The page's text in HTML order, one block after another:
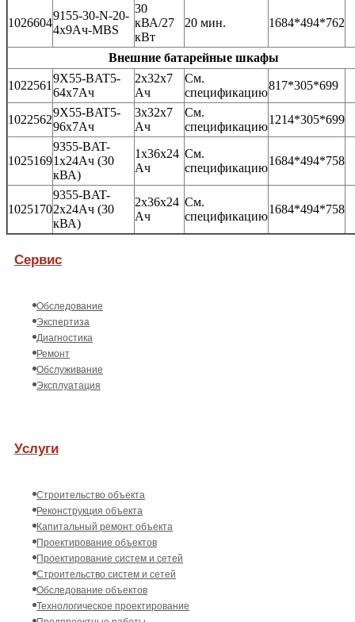
1026604
9155-30-N-20-
4x9Ач-MBS
30
кВА/27
кВт
20 мин. 1684*494*762
Внешние батарейные шкафы
1022561
9X55-BAT5-
64x7Ач
2x32x7
Ач
См.
спецификацию
817*305*699
1022562
9X55-BAT5-
96x7Ач
3x32x7
Ач
См.
спецификацию
1214*305*699
1025169
9355-BAT-
1x24Ач (30
кВА)
1x36x24
Ач
См.
спецификацию
1684*494*758
1025170
9355-BAT-
2x24Ач (30
кВА)
2x36x24
Ач
См.
спецификацию
1684*494*758
Сервис
Обследование
Экспертиза
Диагностика
Ремонт
Обслуживание
Эксплуатация
Услуги
Строительство объекта
Реконструкция объекта
Капитальный ремонт объекта
Проектирование объектов
Проектирование систем и сетей
Строительство систем и сетей
Обследование объектов
Технологическое проектирование